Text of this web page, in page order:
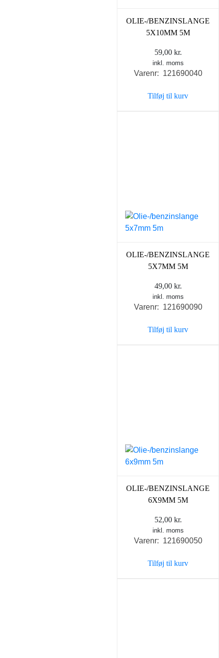
OLIE-/BENZINSLANGE
5X10MM 5M
59,00 kr.
inkl. moms
Varenr: 121690040
Tilføj til kurv
OLIE-/BENZINSLANGE
5X7MM 5M
49,00 kr.
inkl. moms
Varenr: 121690090
Tilføj til kurv
OLIE-/BENZINSLANGE
6X9MM 5M
52,00 kr.
inkl. moms
Varenr: 121690050
Tilføj til kurv